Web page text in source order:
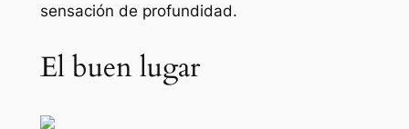
sensación de profundidad.
El buen lugar